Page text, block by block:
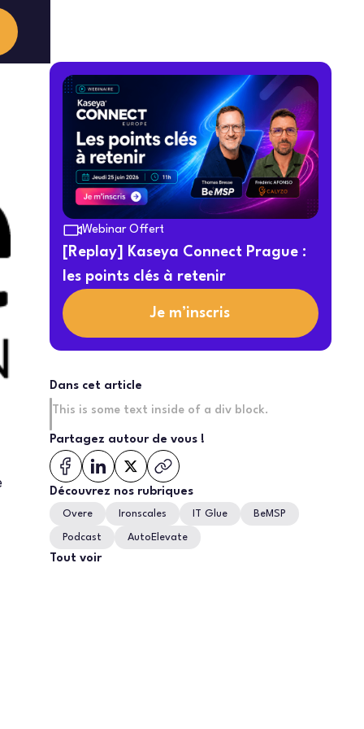
Webinar Offert
[Replay] Kaseya Connect Prague :
les points clés à retenir
Je m’inscris
Dans cet article
This is some text inside of a div block.
Partagez autour de vous !
Découvrez nos rubriques
Overe Ironscales IT Glue BeMSP
Podcast AutoElevate
Tout voir